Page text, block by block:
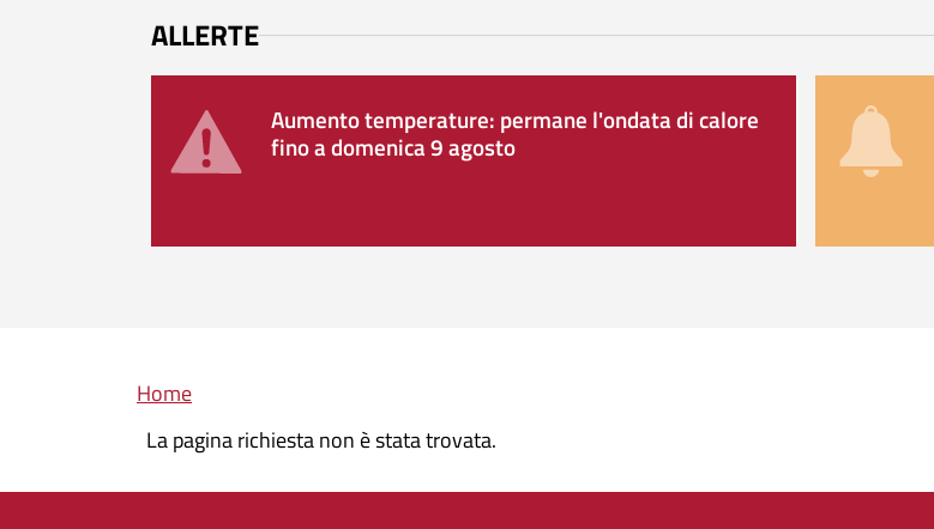
ALLERTE
Aumento temperature: permane l'ondata di calore
fino a domenica 9 agosto
Briciole di pane
Home
La pagina richiesta non è stata trovata.